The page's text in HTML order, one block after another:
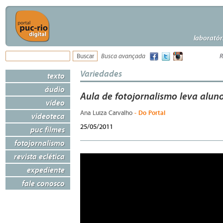
Busca avançada
texto
áudio
vídeo
videoteca
puc filmes
fotojornalismo
revista eclética
expediente
fale conosco
Variedades
Aula de fotojornalismo leva
Ana Luiza Carvalho - Do Portal
25/05/2011